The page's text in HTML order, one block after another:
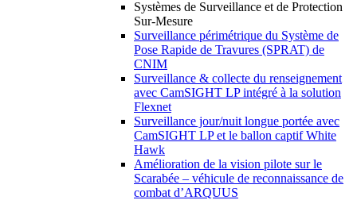
Systèmes de Surveillance et de Protection
Sur-Mesure
Surveillance périmétrique du Système de
Pose Rapide de Travures (SPRAT) de
CNIM
Surveillance & collecte du renseignement
avec CamSIGHT LP intégré à la solution
Flexnet
Surveillance jour/nuit longue portée avec
CamSIGHT LP et le ballon captif White
Hawk
Amélioration de la vision pilote sur le
Scarabée – véhicule de reconnaissance de
combat d’ARQUUS